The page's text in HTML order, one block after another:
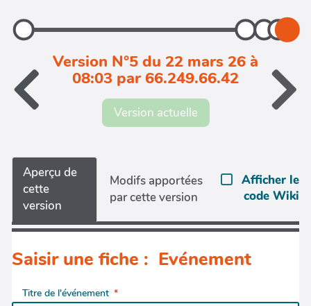
Version N°5 du 22 mars 26 à
08:03 par 66.249.66.42
Version actuelle
Aperçu de
cette
version
Modifs apportées
par cette version
Afficher le
code Wiki